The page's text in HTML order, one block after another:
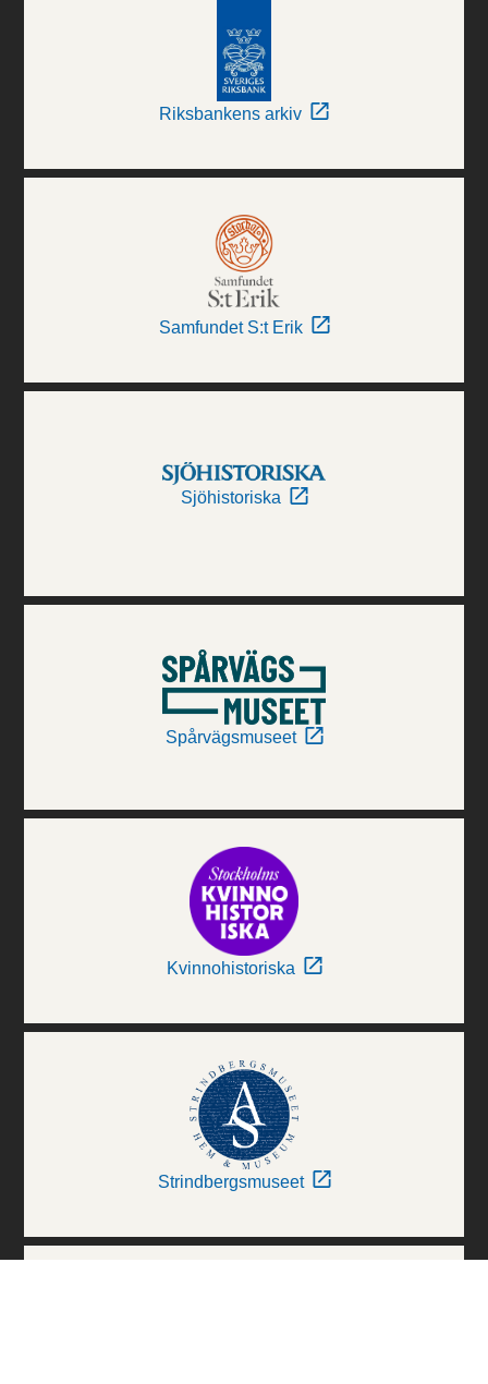
Riksbankens arkiv
Samfundet S:t Erik
Sjöhistoriska
Spårvägsmuseet
Kvinnohistoriska
Strindbergsmuseet